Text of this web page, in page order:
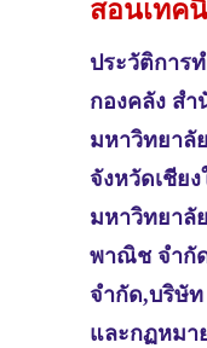
สอนเทค
ประวัติการ
กองคลัง สำ
มหาวิทยาลั
จังหวัดเชีย
มหาวิทยาลั
พาณิช จำกั
จำกัด,บริษั
และกฏหมา